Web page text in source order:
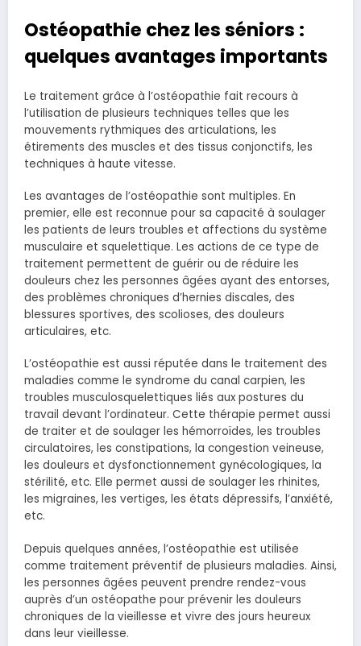
Ostéopathie chez les séniors :
quelques avantages importants
Le traitement grâce à l’ostéopathie fait recours à
l’utilisation de plusieurs techniques telles que les
mouvements rythmiques des articulations, les
étirements des muscles et des tissus conjonctifs, les
techniques à haute vitesse.
Les avantages de l’ostéopathie sont multiples. En
premier, elle est reconnue pour sa capacité à soulager
les patients de leurs troubles et affections du système
musculaire et squelettique. Les actions de ce type de
traitement permettent de guérir ou de réduire les
douleurs chez les personnes âgées ayant des entorses,
des problèmes chroniques d’hernies discales, des
blessures sportives, des scolioses, des douleurs
articulaires, etc.
L’ostéopathie est aussi réputée dans le traitement des
maladies comme le syndrome du canal carpien, les
troubles musculosquelettiques liés aux postures du
travail devant l’ordinateur. Cette thérapie permet aussi
de traiter et de soulager les hémorroïdes, les troubles
circulatoires, les constipations, la congestion veineuse,
les douleurs et dysfonctionnement gynécologiques, la
stérilité, etc. Elle permet aussi de soulager les rhinites,
les migraines, les vertiges, les états dépressifs, l’anxiété,
etc.
Depuis quelques années, l’ostéopathie est utilisée
comme traitement préventif de plusieurs maladies. Ainsi,
les personnes âgées peuvent prendre rendez-vous
auprès d’un ostéopathe pour prévenir les douleurs
chroniques de la vieillesse et vivre des jours heureux
dans leur vieillesse.